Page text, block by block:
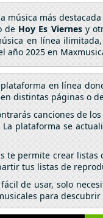
música más
de Hoy Es Viernesy
en línea
año 2025 en
en línea
distintas páginas o
canciones de
plataforma se
te permite crear
tus listas de
de usar, solo
para